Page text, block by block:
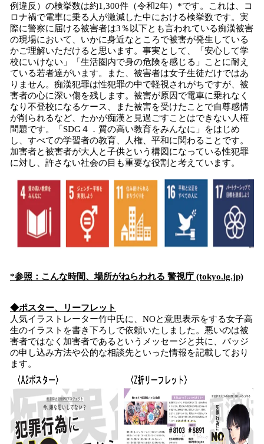
例違反）の検挙数は約1,300件（令和2年）*です。これは、コ
ロナ禍で電車に乗る人が激減した中における検挙数です。実
際に警察に届ける被害者は3％以下とも言われている痴漢被害
の現場において、いかに身近なところで被害が発生している
かご理解いただけると思います。事実として、「安心して学
校にいけない」「生活圏内で身の危険を感じる」ことに耐え
ている若者達がいます。また、被害者は女子生徒だけではあ
りません。痴漢犯罪は性犯罪の中で軽視されがちですが、被
害者の心に深い傷を残します。被害が原因で電車に乗れなく
なり不登校になるケース、また被害を受けたことで自尊感情
が削られるなど、たかが痴漢と見過ごすことはできない人権
問題です。「SDG４．質の高い教育をみんなに」をはじめ
し、すべての学習者の教育、人権、平和に関わることです。
加害者と被害者が大人と子供という構図になっている性犯罪
に対し、許さない社会の目も重要な役割と考えています。
*参照：こんな時間、場所がねらわれる 警視庁 (tokyo.lg.jp)
◆ポスター、リーフレット
人気イラストレーター竹中氏に、NOと意思表示をする女子高
生のイラストを書き下ろしで依頼いたしました。悪いのは被
害者ではなく加害者であるというメッセージと共に、バッジ
の申し込み方法や公的な相談先といった情報を記載しており
ます。